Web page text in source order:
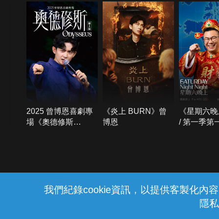
我們紀錄cookie資訊，以提供客製化內
隱
2025 曾博恩喜劇專
場《奧德修斯
《炎上 BURN》曾
博恩
《星期六
/ 第一季第